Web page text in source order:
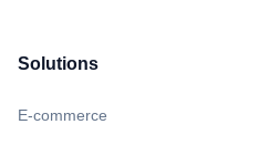
Solutions
E-commerce